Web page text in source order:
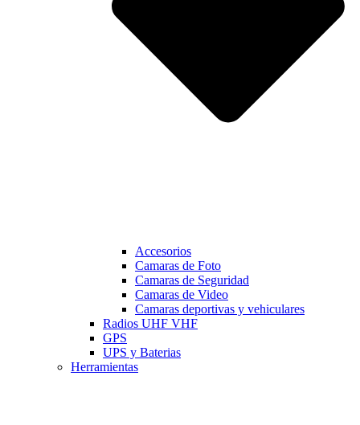
Accesorios
Camaras de Foto
Camaras de Seguridad
Camaras de Video
Camaras deportivas y vehiculares
Radios UHF VHF
GPS
UPS y Baterias
Herramientas